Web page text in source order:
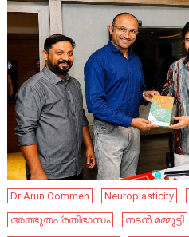
Dr Arun Oommen Neuroplasticity
അത്ഭുതപ്രതിഭാസം
നടൻ മമ്മൂട്ടി